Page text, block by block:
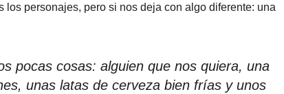
los personajes, pero si nos deja con algo diferente: una
pocas cosas: alguien que nos quiera, una
unas latas de cerveza bien frías y unos